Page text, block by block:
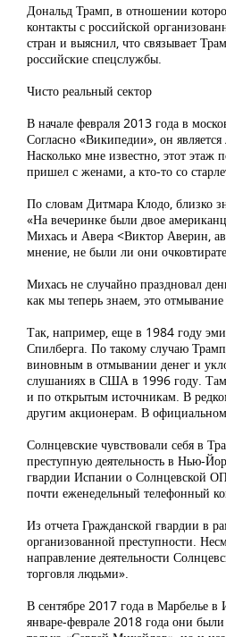
Дональд Трамп, в отношении
контакты с российской
стран и выяснил, что связывает
российские спецслужбы.
Чисто реальный сектор
В начале февраля 2013 года в
Согласно «Википедии», он
Насколько мне известно, этот
пришел с женами, а кто-то со
По словам Дитмара Клодо, близко
«На вечеринке были двое
Михась и Авера <Виктор Аверин,
мнение, не были ли они
Михась не случайно праздновал
как мы теперь знаем, это
Так, например, еще в 1984 году
Спилберга. По такому случаю
виновным в отмывании денег и
слушаниях в США в 1996 году. Там
и по открытым источникам. В
другим акционерам. В
Солнцевские чувствовали себя в
преступную деятельность в Нью-
гвардии Испании о Солнцевской
почти еженедельный телефонный
Из отчета Гражданской гвардии в
организованной преступности.
направление деятельности
торговля людьми».
В сентябре 2017 года в Марбелье
январе-феврале 2018 года они